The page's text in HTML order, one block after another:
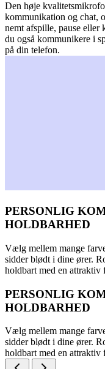
Den høje
kommunikation og chat,
nemt afspille, pause
du også kommunikere i
på din telefon.
PERSONLIG
HOLDBARHED
Vælg mellem mange
sidder blødt i dine ører.
holdbart med en attraktiv
PERSONLIG
HOLDBARHED
Vælg mellem mange
sidder blødt i dine ører.
holdbart med en attraktiv